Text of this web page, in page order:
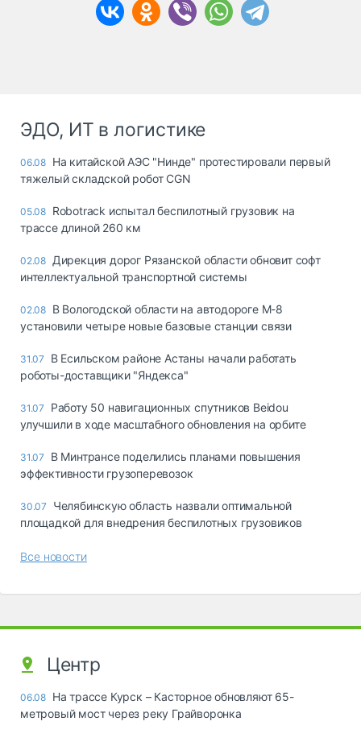
ЭДО, ИТ в логистике
06.08 На китайской АЭС "Нинде" протестировали первый
тяжелый складской робот CGN
05.08 Robotrack испытал беспилотный грузовик на
трассе длиной 260 км
02.08 Дирекция дорог Рязанской области обновит софт
интеллектуальной транспортной системы
02.08 В Вологодской области на автодороге М-8
установили четыре новые базовые станции связи
31.07
В Есильском районе Астаны начали работать
роботы-доставщики "Яндекса"
31.07
Работу 50 навигационных спутников Beidou
улучшили в ходе масштабного обновления на орбите
31.07
В Минтрансе поделились планами повышения
эффективности грузоперевозок
30.07
Челябинскую область назвали оптимальной
площадкой для внедрения беспилотных грузовиков
Все новости
Центр
06.08 На трассе Курск – Касторное обновляют 65-
метровый мост через реку Грайворонка